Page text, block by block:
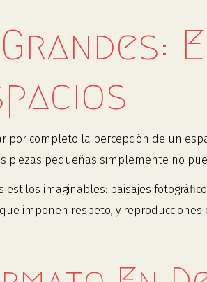
por completo la percepción de un
piezas pequeñas simplemente no
imaginables: paisajes
imponen respeto, y